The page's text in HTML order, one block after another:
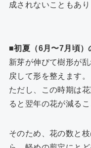
成されないこともあり
■初夏（6月〜7月頃）
新芽が伸びて樹形が
戻して形を整えます。
ただし、この時期は
ると翌年の花が減るこ
そのため、花の数と